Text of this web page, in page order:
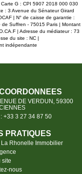
G : CPI 5907 2018 000 030
: 3 Avenue du Sénateur Girard
| N° de caisse de garantie :
Suffren - 75015 Paris | Montant
| Adresse du médiateur : 73
du site : NC |
indépendante
DE VERDUN, 59300
+33 3 27 34 87 50
PRATIQUES
Rhonelle Immobilier
site
nous